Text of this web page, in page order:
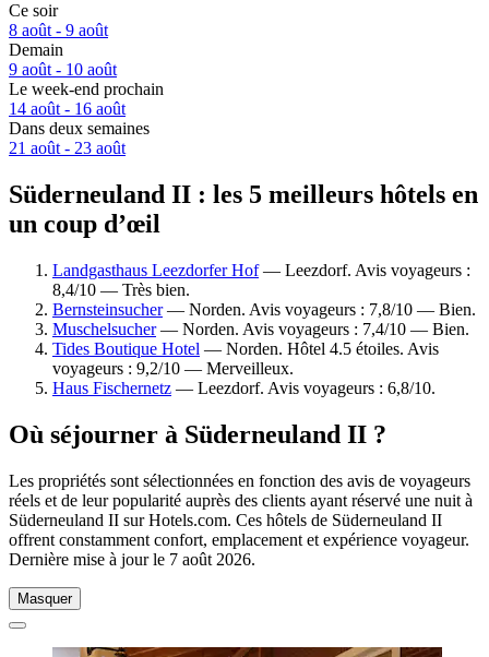
Ce soir
8 août - 9 août
Demain
9 août - 10 août
Le week-end prochain
14 août - 16 août
Dans deux semaines
21 août - 23 août
Süderneuland II : les 5 meilleurs hôtels en
un coup d’œil
Landgasthaus Leezdorfer Hof— Leezdorf. Avis voyageurs :
8,4/10 — Très bien.
Bernsteinsucher— Norden. Avis voyageurs : 7,8/10 — Bien.
Muschelsucher— Norden. Avis voyageurs : 7,4/10 — Bien.
Tides Boutique Hotel — Norden. Hôtel 4.5 étoiles. Avis
voyageurs : 9,2/10 — Merveilleux.
Haus Fischernetz — Leezdorf. Avis voyageurs : 6,8/10.
Où séjourner à Süderneuland II ?
Les propriétés sont sélectionnées en fonction des avis de voyageurs
réels et de leur popularité auprès des clients ayant réservé une nuit à
Süderneuland II sur Hotels.com. Ces hôtels de Süderneuland II
offrent constamment confort, emplacement et expérience voyageur.
Dernière mise à jour le 7 août 2026.
Masquer